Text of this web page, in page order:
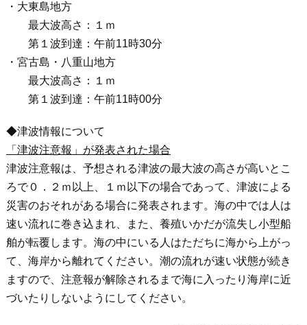
・大東島地方
最大波高さ：１ｍ
第１波到達：午前11時30分
・宮古島・八重山地方
最大波高さ：１ｍ
第１波到達：午前11時00分
◆津波情報について
「津波注意報」が発表された場合
津波注意報は、予想される津波の最大波の高さが高いとこ
ろで０．２ｍ以上、１ｍ以下の場合であって、津波による
災害のおそれがある場合に発表されます。海の中では人は
速い流れに巻き込まれ、また、養殖いかだが流失し小型船
舶が転覆します。海の中にいる人はただちに海から上がっ
て、海岸から離れてください。潮の流れが速い状態が続き
ますので、注意報が解除されるまで海に入ったり海岸に近
づいたりしないようにしてください。